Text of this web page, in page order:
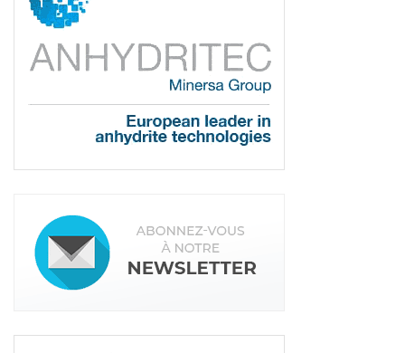
Brétigny-sur-Orge (91). Quinze jeunes ont intégré
cette toute première promotion. Issus d’un bac ou
en reconversion professionnelle, les apprentis
suivront le rythme d’une semaine de cours pour
trois semaines en entreprise. Un classique pour ce
type d’apprentissages.